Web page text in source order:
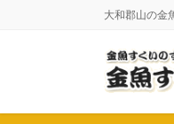
に
ョ
大和郡山の金